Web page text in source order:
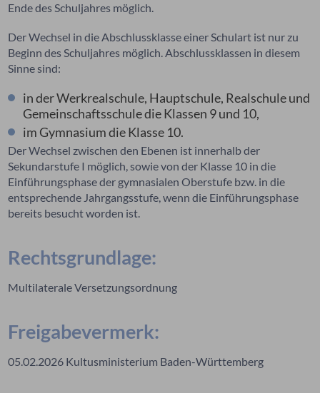
Ende des Schuljahres möglich.
Der Wechsel in die Abschlussklasse einer Schulart ist nur zu
Beginn des Schuljahres möglich. Abschlussklassen in diesem
Sinne sind:
in der Werkrealschule, Hauptschule, Realschule und
Gemeinschaftsschule die Klassen 9 und 10,
im Gymnasium die Klasse 10.
Der Wechsel zwischen den Ebenen ist innerhalb der
Sekundarstufe I möglich, sowie von der Klasse 10 in die
Einführungsphase der gymnasialen Oberstufe bzw. in die
entsprechende Jahrgangsstufe, wenn die Einführungsphase
bereits besucht worden ist.
Rechtsgrundlage:
Multilaterale Versetzungsordnung
Freigabevermerk:
05.02.2026 Kultusministerium Baden-Württemberg